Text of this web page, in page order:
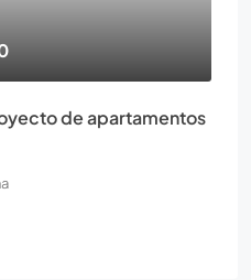
de apartamentos